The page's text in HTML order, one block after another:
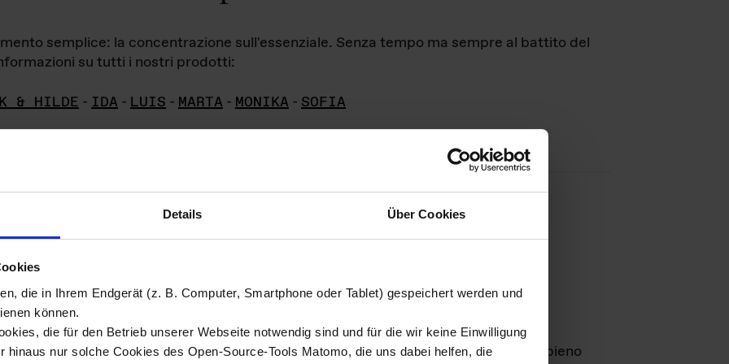
Details Über Cookies
die in Ihrem Endgerät (z. B. Computer, Smartphone oder Tablet) gespeichert werden und
können.
die für den Betrieb unserer Webseite notwendig sind und für die wir keine Einwilligung
hinaus nur solche Cookies des Open-Source-Tools Matomo, die uns dabei helfen, die
semplice: la concentrazione sull'essenziale. Senza tempo ma sempre al battito del
su tutti i nostri prodotti:
& HILDE - IDA - LUIS - MARTA - MONIKA - SOFIA
di immagini
materiale fotografico sono detenuti daDas ganze LebenGmbH e rimangono in pieno